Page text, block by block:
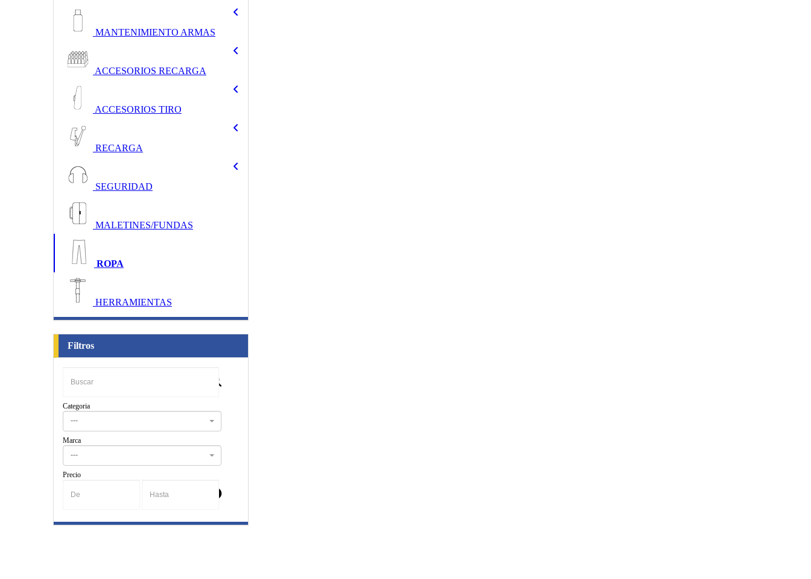
MANTENIMIENTO ARMAS
ACCESORIOS RECARGA
ACCESORIOS TIRO
RECARGA
SEGURIDAD
MALETINES/FUNDAS
ROPA
HERRAMIENTAS
Filtros
Categoria
---
Marca
---
Precio